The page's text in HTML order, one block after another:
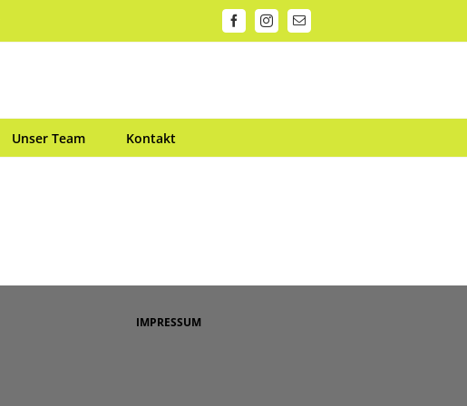
FacebookInstagram
E-
Unser Team Kontakt
IMPRESSUM